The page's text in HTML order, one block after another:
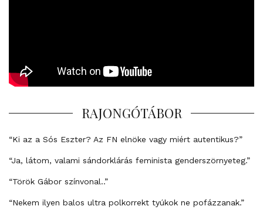
RAJONGÓTÁBOR
“Ki az a Sós Eszter? Az FN elnöke vagy miért autentikus?”
“Ja, látom, valami sándorklárás feminista genderszörnyeteg.”
“Török Gábor színvonal..”
“Nekem ilyen balos ultra polkorrekt tyúkok ne pofázzanak.”